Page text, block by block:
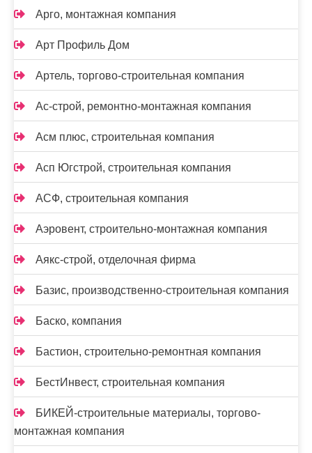
Арго, монтажная компания
Арт Профиль Дом
Артель, торгово-строительная компания
Ас-строй, ремонтно-монтажная компания
Асм плюс, строительная компания
Асп Югстрой, строительная компания
АСФ, строительная компания
Аэровент, строительно-монтажная компания
Аякс-строй, отделочная фирма
Базис, производственно-строительная компания
Баско, компания
Бастион, строительно-ремонтная компания
БестИнвест, строительная компания
БИКЕЙ-строительные материалы, торгово-
монтажная компания